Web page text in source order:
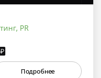
PR
₽
Подробнее